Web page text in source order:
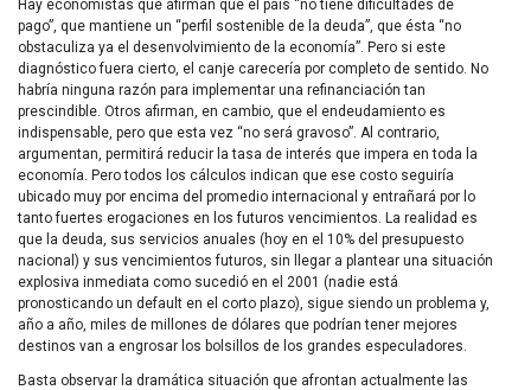
Hay economistas que afirman que el país “no tiene dificultades de
pago”, que mantiene un “perfil sostenible de la deuda”, que ésta “no
obstaculiza ya el desenvolvimiento de la economía”. Pero si este
diagnóstico fuera cierto, el canje carecería por completo de sentido. No
habría ninguna razón para implementar una refinanciación tan
prescindible. Otros afirman, en cambio, que el endeudamiento es
indispensable, pero que esta vez “no será gravoso”. Al contrario,
argumentan, permitirá reducir la tasa de interés que impera en toda la
economía. Pero todos los cálculos indican que ese costo seguiría
ubicado muy por encima del promedio internacional y entrañará por lo
tanto fuertes erogaciones en los futuros vencimientos. La realidad es
que la deuda, sus servicios anuales (hoy en el 10% del presupuesto
nacional) y sus vencimientos futuros, sin llegar a plantear una situación
explosiva inmediata como sucedió en el 2001 (nadie está
pronosticando un default en el corto plazo), sigue siendo un problema y,
año a año, miles de millones de dólares que podrían tener mejores
destinos van a engrosar los bolsillos de los grandes especuladores.
Basta observar la dramática situación que afrontan actualmente las